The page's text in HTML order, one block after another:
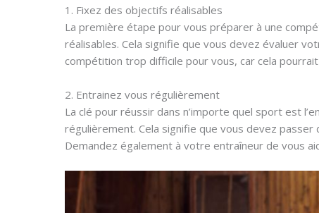
1. Fixez des objectifs réalisables
La première étape pour vous préparer à une
réalisables. Cela signifie que vous devez évaluer
compétition trop difficile pour vous, car cela
2. Entrainez vous régulièrement
La clé pour réussir dans n’importe quel sport est
régulièrement. Cela signifie que vous devez
Demandez également à votre entraîneur de vous